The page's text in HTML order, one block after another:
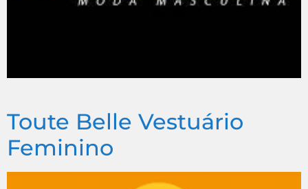
Toute Belle Vestuário
Feminino